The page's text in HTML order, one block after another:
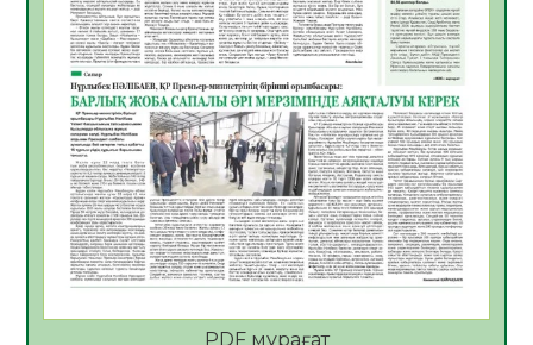
Open Air: Қызылорда облысы полиция
департаменті 20 мыңнан астам
көрерменнің қауіпсіздігін қамтамасыз етті
06.08.2026
40
ҚЫЗЫЛОРДАДА «САНАЛЫ ҰРПАҚ –
ЖАРҚЫН БОЛАШАҚ» АТТЫ КЕҢЕЙТІЛГЕН
МӘЖІЛІС ӨТТІ
05.08.2026
40
Қазақстан Орталық Азиядағы көшуге ең
PDF мұрағат